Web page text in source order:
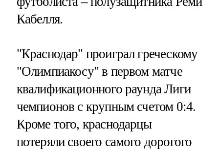
Кабелля.
"Краснодар" проиграл греческому
"Олимпиакосу" в первом матче
квалификационного раунда Лиги
чемпионов с крупным счетом 0:4.
Кроме того, краснодарцы
потеряли своего самого дорогого